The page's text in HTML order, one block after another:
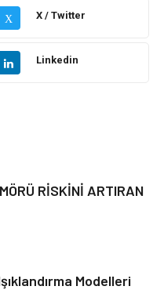
& Elektronik
Kültür
X X / Twitter
Linkedin
RİSKİNİ ARTIRAN
Modelleri